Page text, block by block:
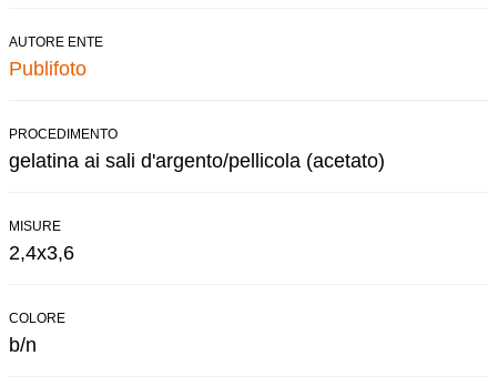
AUTORE ENTE
Publifoto
PROCEDIMENTO
gelatina ai sali d'argento/pellicola (acetato)
MISURE
2,4x3,6
COLORE
b/n